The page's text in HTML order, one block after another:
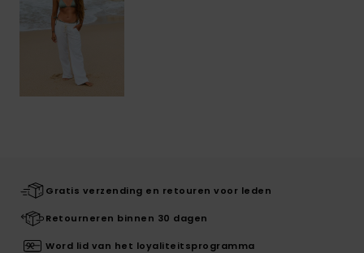
Gratis verzending en retouren voor leden
Retourneren binnen 30 dagen
Word lid van het loyaliteitsprogramma